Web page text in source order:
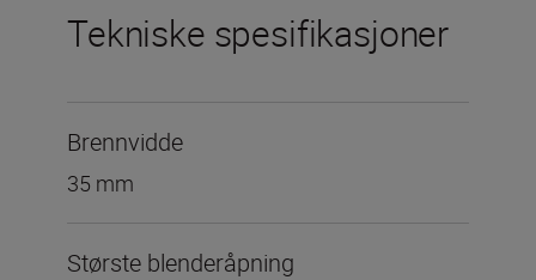
Tekniske spesifikasjoner
Brennvidde
35 mm
Største blenderåpning